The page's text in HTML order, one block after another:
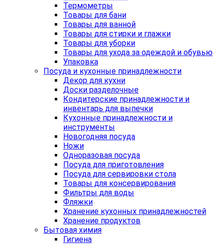
Термометры
Товары для бани
Товары для ванной
Товары для стирки и глажки
Товары для уборки
Товары для ухода за одеждой и обувью
Упаковка
Посуда и кухонные принадлежности
Декор для кухни
Доски разделочные
Кондитерские принадлежности и
инвентарь для выпечки
Кухонные принадлежности и
инструменты
Новогодняя посуда
Ножи
Одноразовая посуда
Посуда для приготовления
Посуда для сервировки стола
Товары для консервирования
Фильтры для воды
Фляжки
Хранение кухонных принадлежностей
Хранение продуктов
Бытовая химия
Гигиена